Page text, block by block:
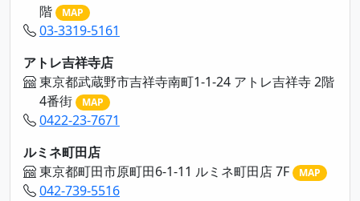
階
MAP
03-3319-5161
アトレ吉祥寺店
東京都武蔵野市吉祥寺南町1-1-24 アトレ吉祥寺 2階
4番街
MAP
0422-23-7671
ルミネ町田店
東京都町田市原町田6-1-11 ルミネ町田店 7F
MAP
042-739-5516